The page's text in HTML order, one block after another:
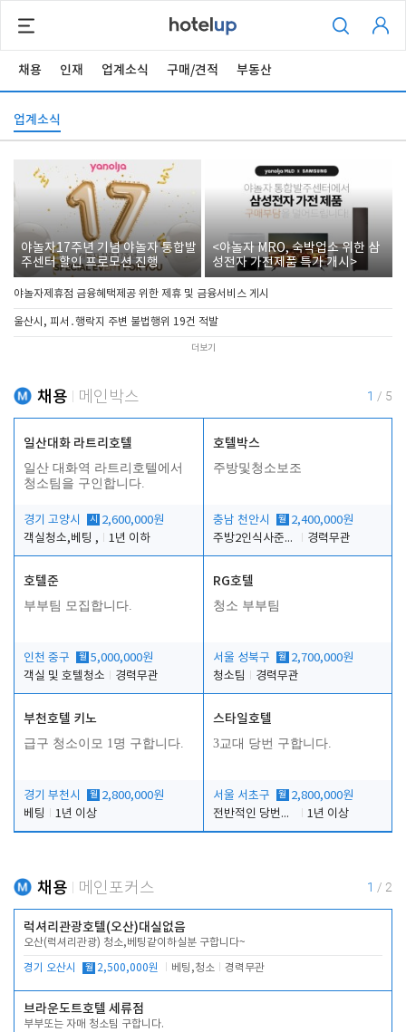
채용 인재 업계소식 구매/견적 부동산
업계소식
야놀자17주년 기념 야놀자 통합발
주센터 할인 프로모션 진행
<야놀자 MRO, 숙박업소 위한 삼
성전자 가전제품 특가 개시>
야놀자제휴점 금융혜택제공 위한 제휴 및 금융서비스 게시
울산시, 피서․행락지 주변 불법행위 19건 적발
더보기
채용 메인박스 1 / 5
일산대화 라트리호텔
일산 대화역 라트리호텔에서
청소팀을 구인합니다.
경기 고양시 시
2,600,000원
객실청소,베팅 ,
1년 이하
호텔박스
주방및청소보조
충남 천안시 월 2,400,000원
주방2인식사준비및청소린렌보조
경력무관
호텔준
부부팀 모집합니다.
인천 중구 월 5,000,000원
객실 및 호텔청소
경력무관
RG호텔
청소 부부팀
서울 성북구 월 2,700,000원
청소팀
경력무관
부천호텔 키노
급구 청소이모 1명 구합니다.
경기 부천시 월 2,800,000원
베팅
1년 이상
스타일호텔
3교대 당번 구합니다.
서울 서초구 월 2,800,000원
전반적인 당번업무
1년 이상
채용 메인포커스 1 / 2
럭셔리관광호텔(오산)대실없음
오산(럭셔리관광) 청소,베팅같이하실분 구합니다~
경기 오산시 월 2,500,000원 베팅,청소 경력무관
브라운도트호텔 세류점
부부또는 자매 청소팀 구합니다.